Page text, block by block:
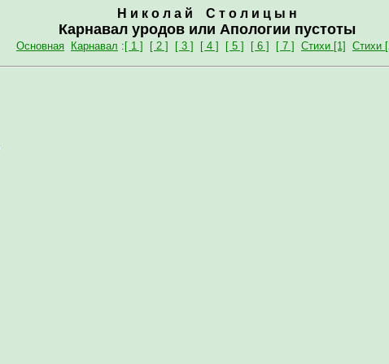
Н и к о л а й С т о л и ц ы н
Карнавал уродов или Апологии пустоты
Основная Карнавал : [ 1 ] [ 2 ] [ 3 ] [ 4 ] [ 5 ] [ 6 ] [ 7 ] Стихи [1] Стихи